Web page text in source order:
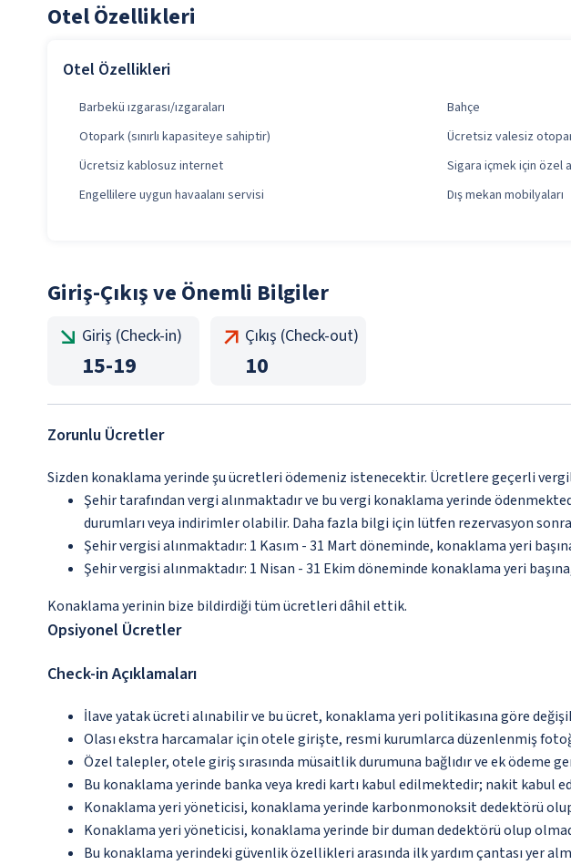
Otel Özellikleri
Otel Özellikleri
Barbekü ızgarası/ızgaraları Bahçe
Otopark (sınırlı kapasiteye sahiptir)
Ücretsiz valesiz
Ücretsiz kablosuz internet
Sigara içmek için özel
Engellilere uygun havaalanı servisi
Dış mekan mobilyaları
Giriş-Çıkış ve Önemli Bilgiler
Giriş (Check-in)
15-19
Çıkış (Check-out)
10
Zorunlu Ücretler
Sizden konaklama yerinde şu ücretleri ödemeniz istenecektir. Ücretlere geçerli
Şehir tarafından vergi alınmaktadır ve bu vergi konaklama yerinde
durumları veya indirimler olabilir. Daha fazla bilgi için lütfen rezervasyon
Şehir vergisi alınmaktadır: 1 Kasım - 31 Mart döneminde, konaklama yeri
Şehir vergisi alınmaktadır: 1 Nisan - 31 Ekim döneminde konaklama yeri
Konaklama yerinin bize bildirdiği tüm ücretleri dâhil ettik.
Opsiyonel Ücretler
Check-in Açıklamaları
İlave yatak ücreti alınabilir ve bu ücret, konaklama yeri politikasına göre
Olası ekstra harcamalar için otele girişte, resmi kurumlarca düzenlenmiş
Özel talepler, otele giriş sırasında müsaitlik durumuna bağlıdır ve ek
Bu konaklama yerinde banka veya kredi kartı kabul edilmektedir; nakit kabul
Konaklama yeri yöneticisi, konaklama yerinde karbonmonoksit dedektörü
Konaklama yeri yöneticisi, konaklama yerinde bir duman dedektörü olup
Bu konaklama yerindeki güvenlik özellikleri arasında ilk yardım çantası yer